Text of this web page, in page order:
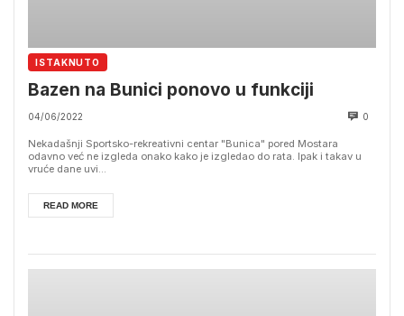
ISTAKNUTO
Bazen na Bunici ponovo u funkciji
04/06/2022 0
Nekadašnji Sportsko-rekreativni centar "Bunica" pored Mostara
odavno već ne izgleda onako kako je izgledao do rata. Ipak i takav u
vruće dane uvi...
READ MORE